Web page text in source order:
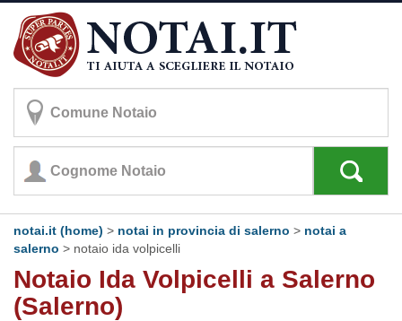
notai.it (home) > notai in provincia di salerno > notai a
salerno > notaio ida volpicelli
Notaio Ida Volpicelli a Salerno
(Salerno)